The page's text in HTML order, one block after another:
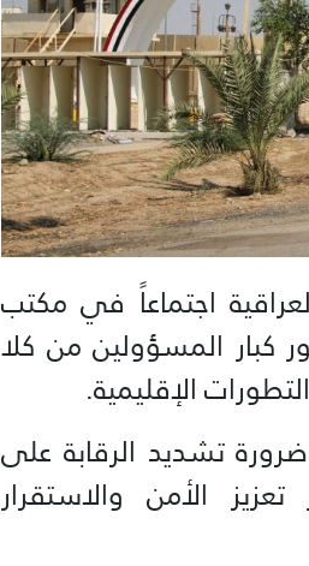
اجتماعاً في مكتب
كبار المسؤولين من كلا
الإقليمية.
ضرورة تشديد الرقابة على
الأمن والاستقرار